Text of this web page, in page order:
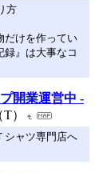
方
だけを作ってい
録』は大事なコ
開業運営中 -
）
シャツ専門店へ